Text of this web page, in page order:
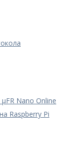
Nano Online
Raspberry Pi